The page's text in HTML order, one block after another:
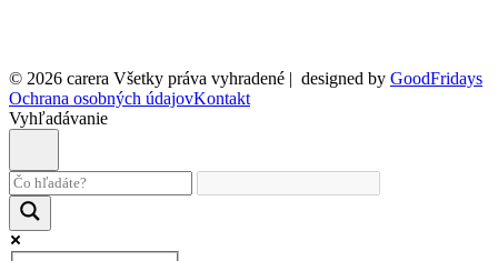
© 2026 carera Všetky práva vyhradené | designed by GoodFridays
Ochrana osobných údajovKontakt
Vyhľadávanie